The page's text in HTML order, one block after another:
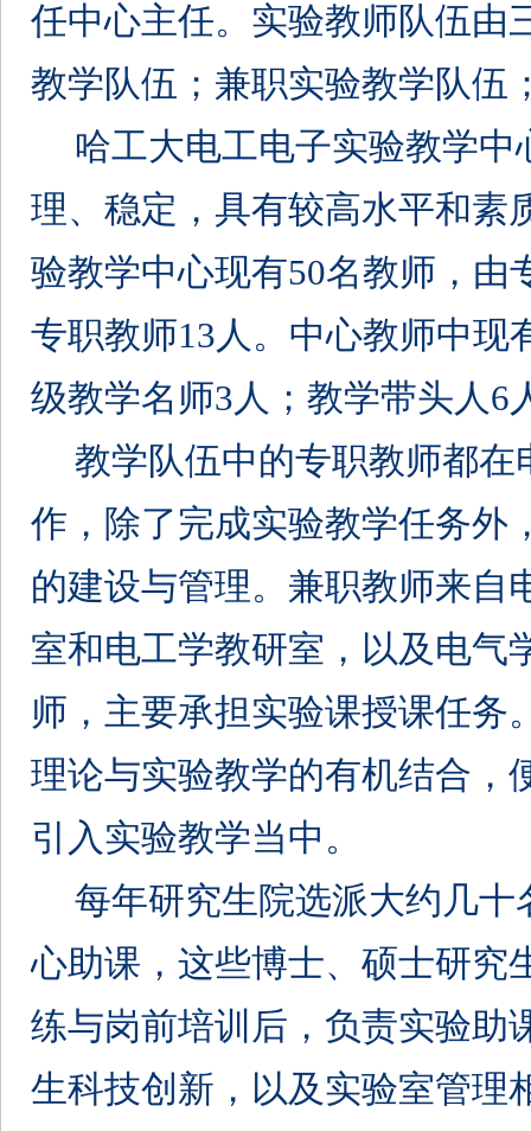
任中心主任。实验教师队伍由
教学队伍；兼职实验教学队伍
哈工大电工电子实验教学
理、稳定，具有较高水平和素
验教学中心现有50名教师，由
专职教师13人。中心教师中现
级教学名师3人；教学带头人6
教学队伍中的专职教师都
作，除了完成实验教学任务外
的建设与管理。兼职教师来自
室和电工学教研室，以及电气
师，主要承担实验课授课任务
理论与实验教学的有机结合，
引入实验教学当中。
每年研究生院选派大约几
心助课，这些博士、硕士研究
练与岗前培训后，负责实验助
生科技创新，以及实验室管理